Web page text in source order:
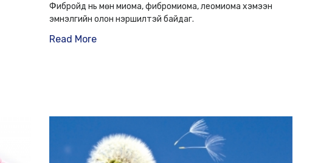
Фибройд нь мөн миома, фибромиома, леомиома хэмээн
эмнэлгийн олон нэршилтэй байдаг.
Read More